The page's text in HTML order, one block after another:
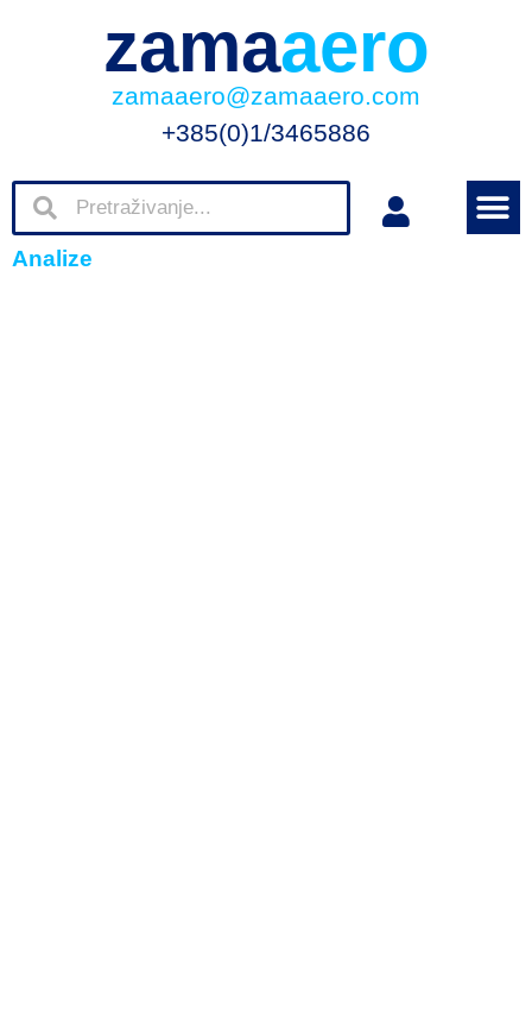
zamaaero
zamaaero@zamaaero.com
+385(0)1/3465886
Analize